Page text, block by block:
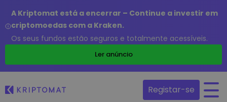
A Kriptomat está a encerrar – Continue a investir em
criptomoedas com a Kraken.
Os seus fundos estão seguros e totalmente acessíveis.
Ler anúncio
Registar-se